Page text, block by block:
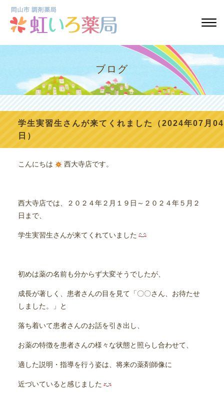
ブログ
学生実習生さんが来てくれました（2024年07月04
日）
こんにちは 西大寺店です。
西大寺店では、２０２４年２月１９日～２０２４年５月２
日まで、
学生実習生さんが来てくれていました
初めは薬の名前も分からず大変そうでしたが、
成長が著しく、患者さんの目を見て「〇〇さん、お待たせ
しました。」と
落ち着いて患者さんのお話を引き出し、
お薬の特徴を患者さんの様々な状態と照らし合わせて、
適した説明・指導を行う姿は、将来の薬剤師像に
近づいていると感じました